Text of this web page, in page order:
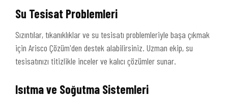
Su Tesisat Problemleri
Sızıntılar, tıkanıklıklar ve su tesisatı problemleriyle başa çıkmak
için Arisco Çözüm'den destek alabilirsiniz. Uzman ekip, su
tesisatınızı titizlikle inceler ve kalıcı çözümler sunar.
Isıtma ve Soğutma Sistemleri